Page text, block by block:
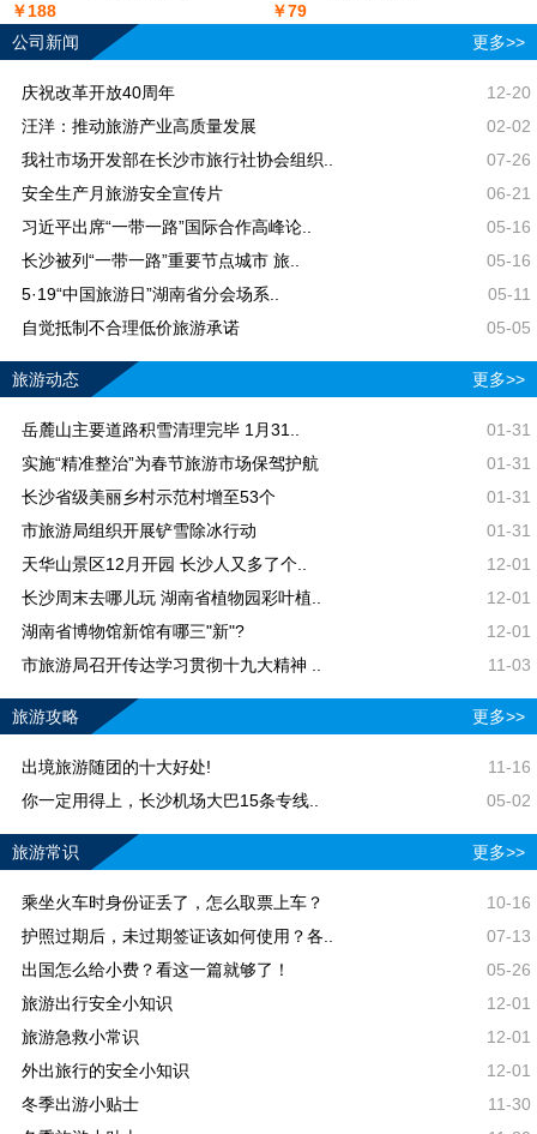
￥188
￥79
公司新闻
更多>>
庆祝改革开放40周年
12-20
汪洋：推动旅游产业高质量发展
02-02
我社市场开发部在长沙市旅行社协会组织..
07-26
安全生产月旅游安全宣传片
06-21
习近平出席“一带一路”国际合作高峰论..
05-16
长沙被列“一带一路”重要节点城市 旅..
05-16
5·19“中国旅游日”湖南省分会场系..
05-11
自觉抵制不合理低价旅游承诺
05-05
旅游动态 更多>>
岳麓山主要道路积雪清理完毕 1月31..
01-31
实施“精准整治”为春节旅游市场保驾护航
01-31
长沙省级美丽乡村示范村增至53个
01-31
市旅游局组织开展铲雪除冰行动
01-31
天华山景区12月开园 长沙人又多了个..
12-01
长沙周末去哪儿玩 湖南省植物园彩叶植..
12-01
湖南省博物馆新馆有哪三"新"?
12-01
市旅游局召开传达学习贯彻十九大精神 ..
11-03
旅游攻略 更多>>
出境旅游随团的十大好处!
11-16
你一定用得上，长沙机场大巴15条专线..
05-02
旅游常识 更多>>
乘坐火车时身份证丢了，怎么取票上车？
10-16
护照过期后，未过期签证该如何使用？各..
07-13
出国怎么给小费？看这一篇就够了！
05-26
旅游出行安全小知识
12-01
旅游急救小常识
12-01
外出旅行的安全小知识
12-01
冬季出游小贴士
11-30